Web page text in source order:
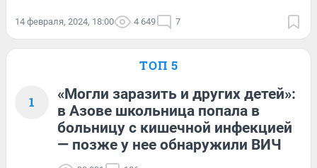
14 февраля, 2024, 18:00 4 649 7
ТОП 5
1
«Могли заразить и других детей»:
в Азове школьница попала в
больницу с кишечной инфекцией
— позже у нее обнаружили ВИЧ